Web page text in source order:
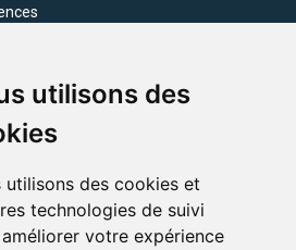
utilisons des
utilisons des cookies et
technologies de suivi
votre expérience
Team
000 adresses et événements